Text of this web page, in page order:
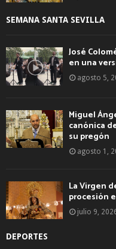
SEMANA SANTA SEVILLA
José
en una
agosto 5,
Miguel
canónica
su pregón
agosto 1,
La Virgen
procesión
julio 9,
DEPORTES